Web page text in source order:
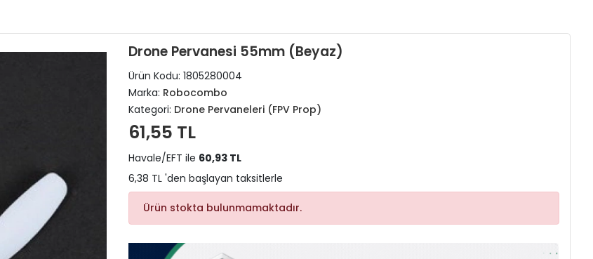
Drone Pervanesi 55mm (Beyaz)
Ürün Kodu: 1805280004
Marka: Robocombo
Kategori: Drone Pervaneleri (FPV Prop)
61,55 TL
Havale/EFT ile 60,93 TL
6,38 TL 'den başlayan taksitlerle
Ürün stokta bulunmamaktadır.